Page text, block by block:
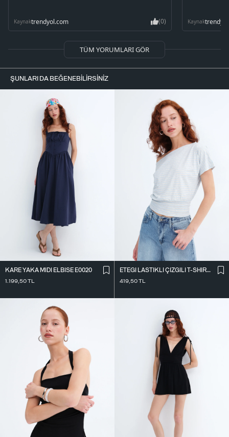
Kaynaktrendyol.com (0) Kaynak
TÜM YORUMLARI GÖR
ŞUNLARI DA BEĞENEBILIRSINIZ
KARE YAKA MIDI ELBISE E0020
1.199,50TL
ETEĞI LASTIKLI ÇIZGILI T-SHIRT P10733
419,50TL